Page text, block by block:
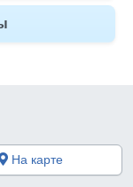
На карте